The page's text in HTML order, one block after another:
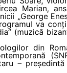
Marian,
„George
va
(muzică
din
–